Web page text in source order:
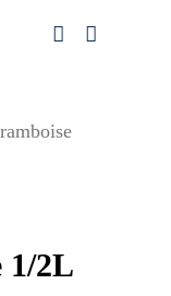
1/2L